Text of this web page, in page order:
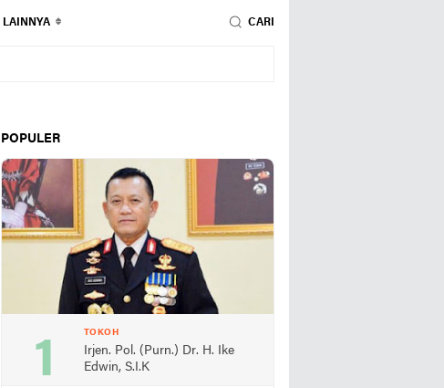
LAINNYA CARI
POPULER
TOKOH
Irjen. Pol. (Purn.) Dr. H. Ike
Edwin, S.I.K